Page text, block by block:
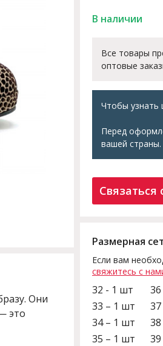
Они
это
В наличии
Все товары
оптовые
Чтобы узнать
Перед
вашей страны.
Размерная
Если вам
свяжитесь с
32 - 1 шт
33 – 1 шт
34 – 1 шт
35 – 1 шт